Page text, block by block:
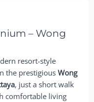
– Wong
resort-style
the prestigiousWong
, just a short walk
comfortable living